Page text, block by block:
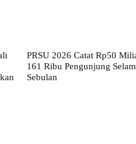
PRSU 2026 Catat Rp50
161 Ribu Pengunjung
Sebulan